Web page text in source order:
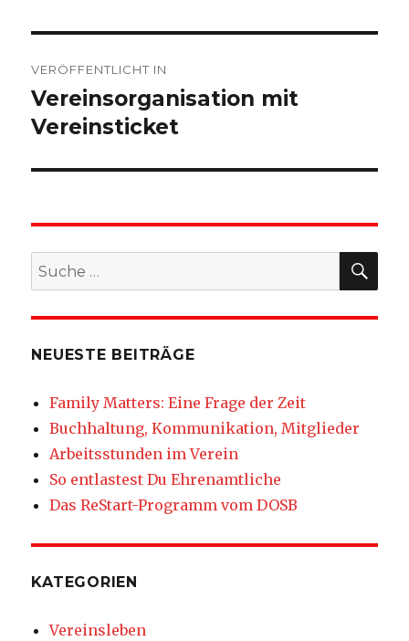
VERÖFFENTLICHT IN
Vereinsorganisation mit
Vereinsticket
Suche
nach:
NEUESTE BEITRÄGE
Family Matters: Eine Frage der Zeit
Buchhaltung, Kommunikation, Mitglieder
Arbeitsstunden im Verein
So entlastest Du Ehrenamtliche
Das ReStart-Programm vom DOSB
KATEGORIEN
Vereinsleben